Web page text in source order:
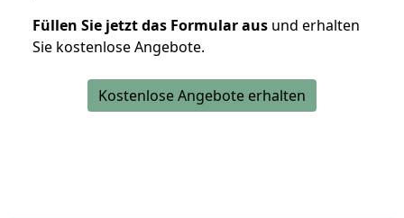
Füllen Sie jetzt das Formular aus und erhalten
Sie kostenlose Angebote.
Kostenlose Angebote erhalten